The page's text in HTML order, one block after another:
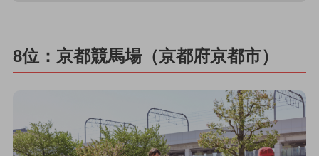
8位：京都競馬場（京都府京都市）